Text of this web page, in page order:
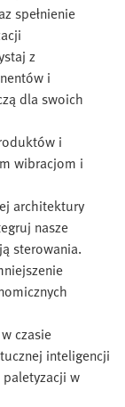
spełnienie
z
i
dla swoich
i
wibracjom i
architektury
nasze
sterowania.
czasie
inteligencji
w